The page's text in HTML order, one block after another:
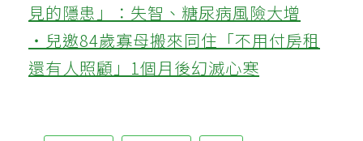
見的隱患」：失智、糖尿病風險大增
‧兒邀84歲寡母搬來同住「不用付房租
還有人照顧」1個月後幻滅心寒